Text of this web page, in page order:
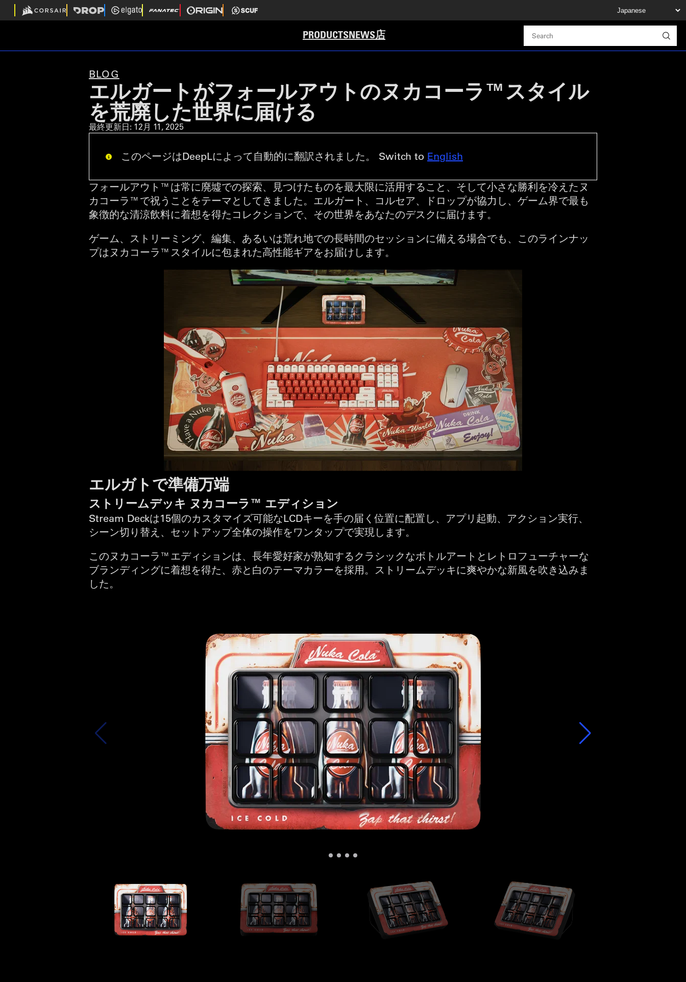
PRODUCTSNEWS店
BLOG
エルガートがフォールアウトのヌカコーラ™スタイル
を荒廃した世界に届ける
最終更新日: 12月 11, 2025
このページはDeepLによって自動的に翻訳されました。 Switch to English
フォールアウト™は常に廃墟での探索、見つけたものを最大限に活用すること、そして小さな勝利を冷えたヌ
カコーラ™で祝うことをテーマとしてきました。エルガート、コルセア、ドロップが協力し、ゲーム界で最も
象徴的な清涼飲料に着想を得たコレクションで、その世界をあなたのデスクに届けます。
ゲーム、ストリーミング、編集、あるいは荒れ地での長時間のセッションに備える場合でも、このラインナッ
プはヌカコーラ™スタイルに包まれた高性能ギアをお届けします。
エルガトで準備万端
ストリームデッキ ヌカコーラ™ エディション
Stream Deckは15個のカスタマイズ可能なLCDキーを手の届く位置に配置し、アプリ起動、アクション実行、
シーン切り替え、セットアップ全体の操作をワンタップで実現します。
このヌカコーラ™エディションは、長年愛好家が熟知するクラシックなボトルアートとレトロフューチャーな
ブランディングに着想を得た、赤と白のテーマカラーを採用。ストリームデッキに爽やかな新風を吹き込みま
した。